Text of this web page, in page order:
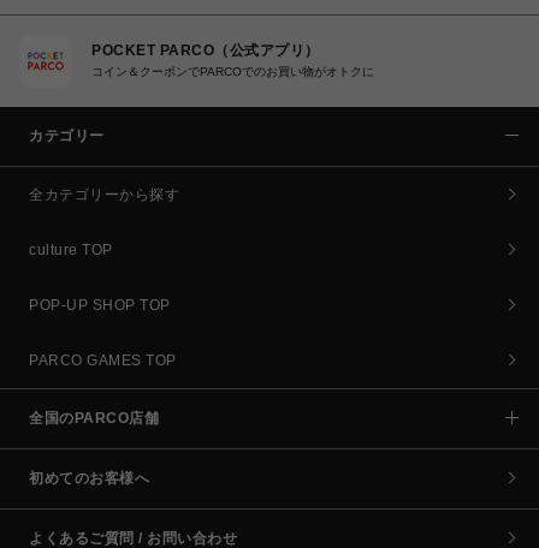
POCKET PARCO（公式アプリ）
コイン＆クーポンでPARCOでのお買い物がオトクに
カテゴリー
全カテゴリーから探す
culture TOP
POP-UP SHOP TOP
PARCO GAMES TOP
全国のPARCO店舗
初めてのお客様へ
よくあるご質問 / お問い合わせ